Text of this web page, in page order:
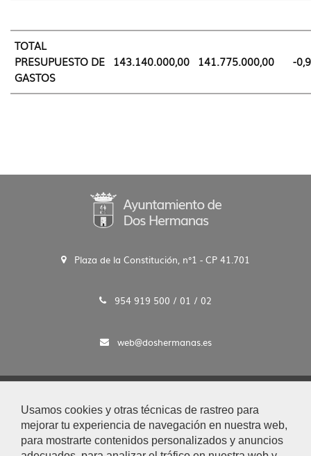
Usamos cookies y otras técnicas de rastreo para
mejorar tu experiencia de navegación en nuestra web,
para mostrarte contenidos personalizados y anuncios
TOTAL
PRESUPUESTO DE
GASTOS
143.140.000,00 141.775.000,00 -
Plaza de la Constitución, n°1 - CP 41.701
954 919 500 / 01 / 02
web@doshermanas.es
Aviso Legal y Protección de Datos
|
Mapa Web